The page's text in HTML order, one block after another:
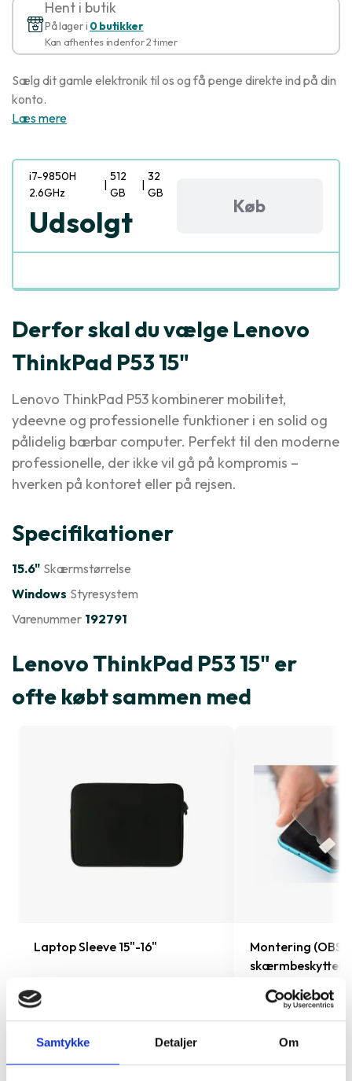
Samtykke Detaljer Om
Hent i butik
På lager i 0 butikker
Kan afhentes indenfor 2 timer
Sælg dit gamle elektronik til os og få penge direkte ind på din
konto.
Læs mere
i7-9850H
2.6GHz
|
512
GB
|
32
GB
Udsolgt Køb
Derfor skal du vælge Lenovo
ThinkPad P53 15"
Lenovo ThinkPad P53 kombinerer mobilitet,
ydeevne og professionelle funktioner i en solid og
pålidelig bærbar computer. Perfekt til den moderne
professionelle, der ikke vil gå på kompromis –
hverken på kontoret eller på rejsen.
Specifikationer
15.6" Skærmstørrelse
Windows Styresystem
Varenummer 192791
Lenovo ThinkPad P53 15" er
ofte købt sammen med
Laptop Sleeve 15"-16"
199 kr.
Montering (OBS.